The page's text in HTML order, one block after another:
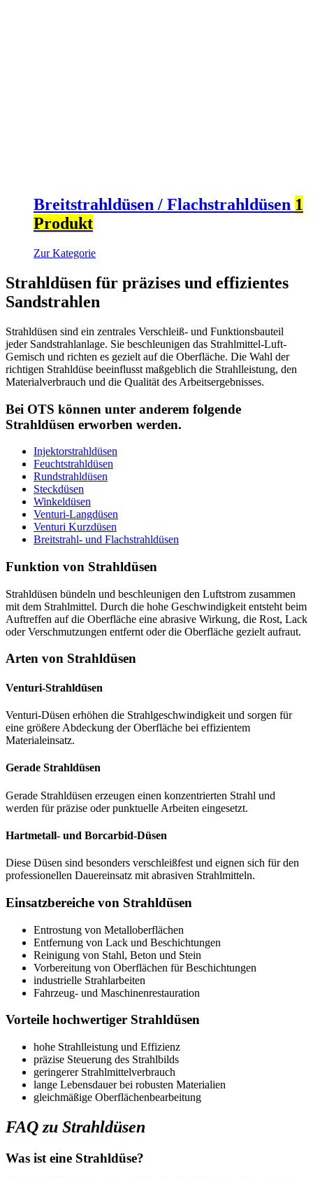
Breitstrahldüsen / Flachstrahldüsen 1
Produkt
Zur Kategorie
Strahldüsen für präzises und effizientes
Sandstrahlen
Strahldüsen sind ein zentrales Verschleiß- und Funktionsbauteil
jeder Sandstrahlanlage. Sie beschleunigen das Strahlmittel-Luft-
Gemisch und richten es gezielt auf die Oberfläche. Die Wahl der
richtigen Strahldüse beeinflusst maßgeblich die Strahlleistung, den
Materialverbrauch und die Qualität des Arbeitsergebnisses.
Bei OTS können unter anderem folgende
Strahldüsen erworben werden.
Injektorstrahldüsen
Feuchtstrahldüsen
Rundstrahldüsen
Steckdüsen
Winkeldüsen
Venturi-Langdüsen
Venturi Kurzdüsen
Breitstrahl- und Flachstrahldüsen
Funktion von Strahldüsen
Strahldüsen bündeln und beschleunigen den Luftstrom zusammen
mit dem Strahlmittel. Durch die hohe Geschwindigkeit entsteht beim
Auftreffen auf die Oberfläche eine abrasive Wirkung, die Rost, Lack
oder Verschmutzungen entfernt oder die Oberfläche gezielt aufraut.
Arten von Strahldüsen
Venturi-Strahldüsen
Venturi-Düsen erhöhen die Strahlgeschwindigkeit und sorgen für
eine größere Abdeckung der Oberfläche bei effizientem
Materialeinsatz.
Gerade Strahldüsen
Gerade Strahldüsen erzeugen einen konzentrierten Strahl und
werden für präzise oder punktuelle Arbeiten eingesetzt.
Hartmetall- und Borcarbid-Düsen
Diese Düsen sind besonders verschleißfest und eignen sich für den
professionellen Dauereinsatz mit abrasiven Strahlmitteln.
Einsatzbereiche von Strahldüsen
Entrostung von Metalloberflächen
Entfernung von Lack und Beschichtungen
Reinigung von Stahl, Beton und Stein
Vorbereitung von Oberflächen für Beschichtungen
industrielle Strahlarbeiten
Fahrzeug- und Maschinenrestauration
Vorteile hochwertiger Strahldüsen
hohe Strahlleistung und Effizienz
präzise Steuerung des Strahlbilds
geringerer Strahlmittelverbrauch
lange Lebensdauer bei robusten Materialien
gleichmäßige Oberflächenbearbeitung
FAQ zu Strahldüsen
Was ist eine Strahldüse?